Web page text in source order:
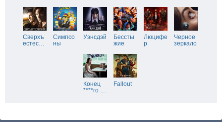
Сверхъ
естес…
Симпсо
ны
Уэнсдэй
Бессты
жие
Люцифе
р
Черное
зеркало
Конец
****го …
Fallout